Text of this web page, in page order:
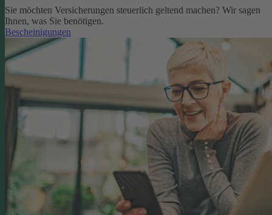
Sie möchten Versicherungen steuerlich geltend machen? Wir sagen
Ihnen, was Sie benötigen.
Bescheinigungen